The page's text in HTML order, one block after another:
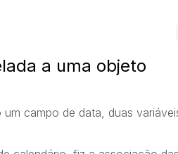
a uma objeto
campo de data, duas